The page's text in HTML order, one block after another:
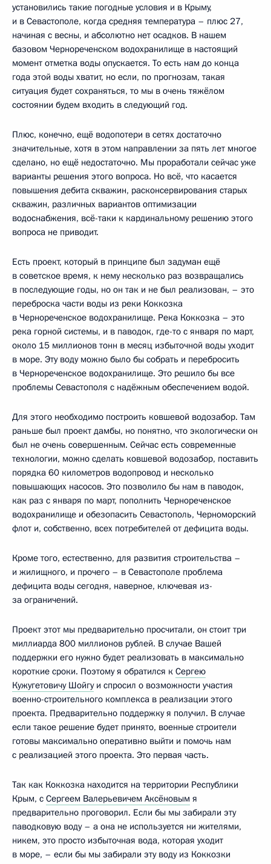
установились такие погодные условия и в Крыму,
и в Севастополе, когда средняя температура – плюс 27,
начиная с весны, и абсолютно нет осадков. В нашем
базовом Чернореченском водохранилище в настоящий
момент отметка воды опускается. То есть нам до конца
года этой воды хватит, но если, по прогнозам, такая
ситуация будет сохраняться, то мы в очень тяжёлом
состоянии будем входить в следующий год.
Плюс, конечно, ещё водопотери в сетях достаточно
значительные, хотя в этом направлении за пять лет многое
сделано, но ещё недостаточно. Мы проработали сейчас уже
варианты решения этого вопроса. Но всё, что касается
повышения дебита скважин, расконсервирования старых
скважин, различных вариантов оптимизации
водоснабжения, всё-таки к кардинальному решению этого
вопроса не приводит.
Есть проект, который в принципе был задуман ещё
в советское время, к нему несколько раз возвращались
в последующие годы, но он так и не был реализован, – это
переброска части воды из реки Коккозка
в Чернореченское водохранилище. Река Коккозка – это
река горной системы, и в паводок, где-то с января по март,
около 15 миллионов тонн в месяц избыточной воды уходит
в море. Эту воду можно было бы собрать и перебросить
в Чернореченское водохранилище. Это решило бы все
проблемы Севастополя с надёжным обеспечением водой.
Для этого необходимо построить ковшевой водозабор. Там
раньше был проект дамбы, но понятно, что экологически он
был не очень совершенным. Сейчас есть современные
технологии, можно сделать ковшевой водозабор, поставить
порядка 60 километров водопровод и несколько
повышающих насосов. Это позволило бы нам в паводок,
как раз с января по март, пополнить Чернореченское
водохранилище и обезопасить Севастополь, Черноморский
флот и, собственно, всех потребителей от дефицита воды.
Кроме того, естественно, для развития строительства –
и жилищного, и прочего – в Севастополе проблема
дефицита воды сегодня, наверное, ключевая из-
за ограничений.
Проект этот мы предварительно просчитали, он стоит три
миллиарда 800 миллионов рублей. В случае Вашей
поддержки его нужно будет реализовать в максимально
короткие сроки. Поэтому я обратился к Сергею
Кужугетовичу Шойгуи спросил о возможности участия
военно-строительного комплекса в реализации этого
проекта. Предварительно поддержку я получил. В случае
если такое решение будет принято, военные строители
готовы максимально оперативно выйти и помочь нам
с реализацией этого проекта. Это первая часть.
Так как Коккозка находится на территории Республики
Крым, с Сергеем Валерьевичем Аксёновым я
предварительно проговорил. Если бы мы забирали эту
паводковую воду – а она не используется ни жителями,
никем, это просто избыточная вода, которая уходит
в море, – если бы мы забирали эту воду из Коккозки